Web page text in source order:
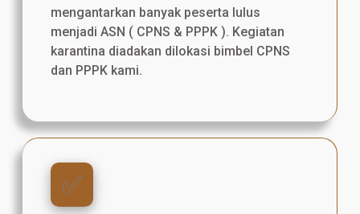
mengantarkan banyak peserta lulus
menjadi ASN ( CPNS & PPPK ). Kegiatan
karantina diadakan dilokasi bimbel CPNS
dan PPPK kami.
✅️